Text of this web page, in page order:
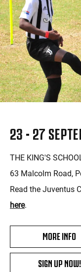
23 - 27
THE KING'S
63 Malcolm Road,
Read the Juventus
here.
MORE INFO
SIGN UP NOW!